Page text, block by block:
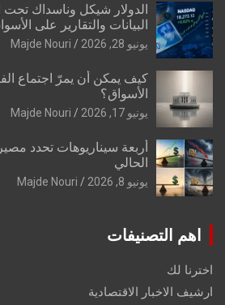
الدولار شيكل وناسداك تحت
البيانات والتقارير على
يونيو 28, 2026 Majde Nouri
كيف يمكن أن يمرّ اجتماع
الأسواق؟
يونيو 17, 2026 Majde Nouri
أربعة سيناريوهات تحدد
الحالي
يونيو 8, 2026 Majde Nouri
اهم التصنيفات
اخترنا لك
ارشيف الاخبار الاقتصادية